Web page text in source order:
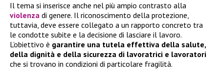
Il tema si inserisce anche nel più ampio contrasto alla
violenza di genere. Il riconoscimento della protezione,
tuttavia, deve essere collegato a un rapporto concreto tra
le condotte subite e la decisione di lasciare il lavoro.
L’obiettivo è garantire una tutela effettiva della salute,
della dignità e della sicurezza di lavoratrici e lavoratori
che si trovano in condizioni di particolare fragilità.